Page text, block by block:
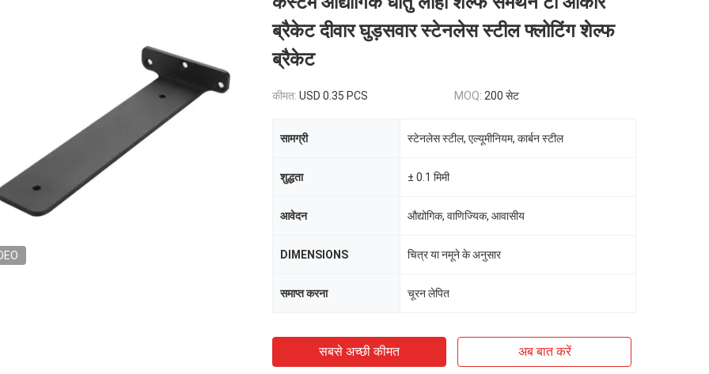
ब्रैकेट दीवार घुड़सवार स्टेनलेस स्टील फ्लोटिंग शेल्फ
ब्रैकेट
कीमत: USD 0.35 PCS MOQ: 200 सेट
सामग्री स्टेनलेस स्टील, एल्यूमीनियम, कार्बन स्टील
शुद्धता ± 0.1 मिमी
आवेदन औद्योगिक, वाणिज्यिक, आवासीय
DIMENSIONS चित्र या नमूने के अनुसार
समाप्त करना चूरन लेपित
सबसे अच्छी कीमत अब बात करें